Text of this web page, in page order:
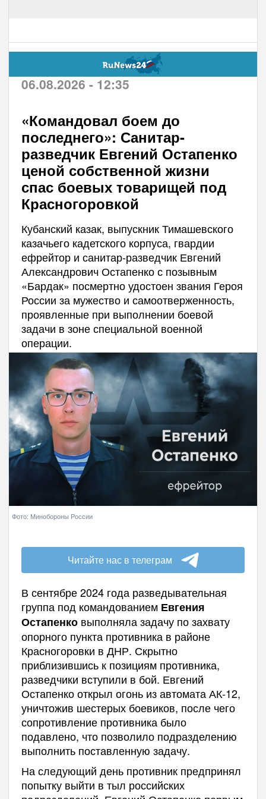
06.08.2026 - 12:35
«Командовал боем до
последнего»: Санитар-
разведчик Евгений Остапенко
ценой собственной жизни
спас боевых товарищей под
Красногоровкой
Кубанский казак, выпускник Тимашевского
казачьего кадетского корпуса, гвардии
ефрейтор и санитар-разведчик Евгений
Александрович Остапенко с позывным
«Бардак» посмертно удостоен звания Героя
России за мужество и самоотверженность,
проявленные при выполнении боевой
задачи в зоне специальной военной
операции.
Фото: Минобороны России
Читайте нас в телеграм
В сентябре 2024 года разведывательная
группа под командованием Евгения
Остапенковыполняла задачу по захвату
опорного пункта противника в районе
Красногоровки в ДНР. Скрытно
приблизившись к позициям противника,
разведчики вступили в бой. Евгений
Остапенко открыл огонь из автомата АК-12,
уничтожив шестерых боевиков, после чего
сопротивление противника было
подавлено, что позволило подразделению
выполнить поставленную задачу.
На следующий день противник предпринял
попытку выйти в тыл российских